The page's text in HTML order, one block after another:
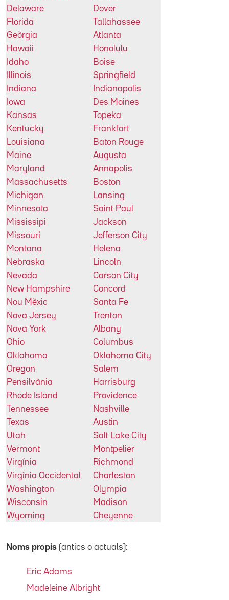
Delaware
Dover
Florida
Tallahassee
Geòrgia
Atlanta
Hawaii
Honolulu
Idaho
Boise
Illinois
Springfield
Indiana
Indianapolis
Iowa
Des Moines
Kansas
Topeka
Kentucky
Frankfort
Louisiana
Baton Rouge
Maine
Augusta
Maryland
Annapolis
Massachusetts
Boston
Michigan
Lansing
Minnesota
Saint Paul
Mississipi
Jackson
Missouri
Jefferson City
Montana
Helena
Nebraska
Lincoln
Nevada
Carson City
New Hampshire
Concord
Nou Mèxic
Santa Fe
Nova Jersey
Trenton
Nova York
Albany
Ohio
Columbus
Oklahoma
Oklahoma City
Oregon
Salem
Pensilvània
Harrisburg
Rhode Island
Providence
Tennessee
Nashville
Texas
Austin
Utah
Salt Lake City
Vermont
Montpelier
Virgínia
Richmond
Virgínia Occidental
Charleston
Washington
Olympia
Wisconsin
Madison
Wyoming
Cheyenne
Noms propis (antics o actuals):
Eric Adams
Madeleine Albright